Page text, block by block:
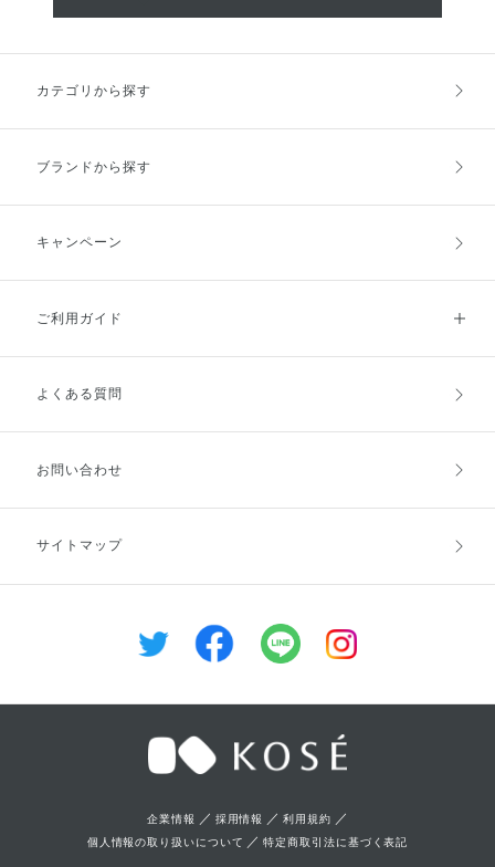
カテゴリから探す
ブランドから探す
キャンペーン
ご利用ガイド
ご利用ガイドトップ
お支払方法
キャンセル・返品・交換
よくある質問
お問い合わせ
サイトマップ
企業情報 ／ 採用情報 ／利用規約 ／
個人情報の取り扱いについて ／特定商取引法に基づく表記